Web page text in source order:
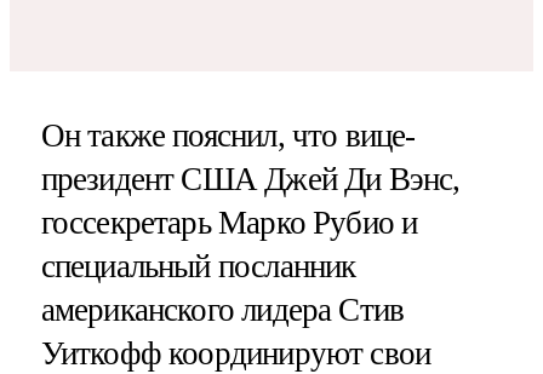
Он также пояснил, что вице-
президент США Джей Ди Вэнс,
госсекретарь Марко Рубио и
специальный посланник
американского лидера Стив
Уиткофф координируют свои